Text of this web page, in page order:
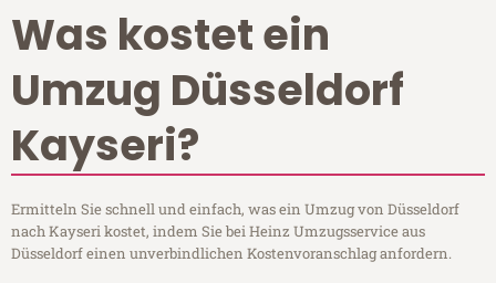
Was kostet ein
Umzug Düsseldorf
Kayseri?
Ermitteln Sie schnell und einfach, was ein Umzug von Düsseldorf
nach Kayseri kostet, indem Sie bei Heinz Umzugsservice aus
Düsseldorf einen unverbindlichen Kostenvoranschlag anfordern.